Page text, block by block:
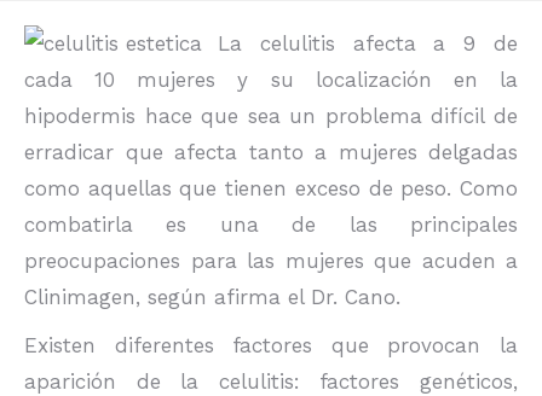
La celulitis afecta a 9 de
cada 10 mujeres y su localización en la
hipodermis hace que sea un problema difícil de
erradicar que afecta tanto a mujeres delgadas
como aquellas que tienen exceso de peso. Como
combatirla es una de las principales
preocupaciones para las mujeres que acuden a
Clinimagen, según afirma el Dr. Cano.
Existen diferentes factores que provocan la
aparición de la celulitis: factores genéticos,